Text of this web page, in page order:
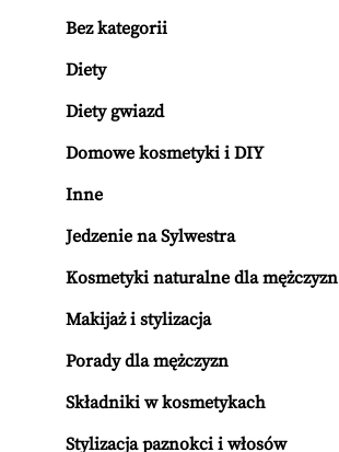
Bez kategorii
Diety
Diety gwiazd
Domowe kosmetyki i DIY
Inne
Jedzenie na Sylwestra
Kosmetyki naturalne dla mężczyzn
Makijaż i stylizacja
Porady dla mężczyzn
Składniki w kosmetykach
Stylizacja paznokci i włosów